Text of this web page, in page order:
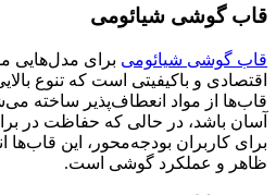
قاب گوشی شیائومی
قاب گوشی شیائومی
اقتصادی و باکیفیتی است که تنوع
قاب‌ها از مواد انعطاف‌پذیر ساخته
آسان باشد، در حالی که حفاظت در
برای کاربران بودجه‌محور، این قاب‌ها
ظاهر و عملکرد گوشی است.